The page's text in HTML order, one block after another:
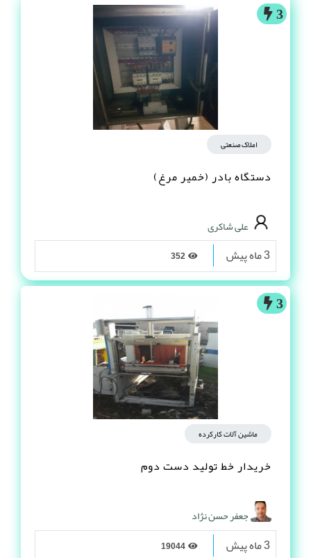
3
املاک صنعتی
دستگاه بادر (خمیر مرغ)
علی شاکری
3 ماه پیش
3
ماشین آلات کارکرده
خریدار خط تولید دست دوم
جعفر حسن نژاد
3 ماه پیش